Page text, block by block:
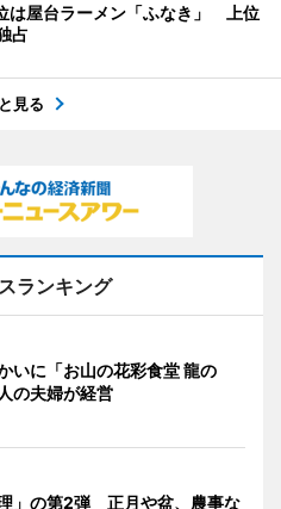
は屋台ラーメン「ふなき」 上位
占
見る
ランキング
いに「お山の花彩食堂 龍の
の夫婦が経営
理」の第2弾 正月や盆、農事な